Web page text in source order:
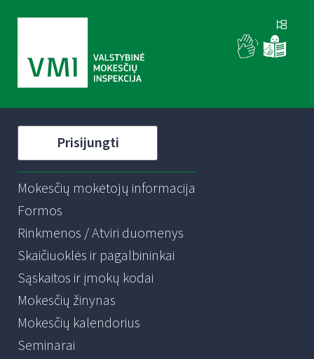
Prisijungti
Mokesčių mokėtojų informacija
Formos
Rinkmenos / Atviri duomenys
Skaičiuoklės ir pagalbininkai
Sąskaitos ir įmokų kodai
Mokesčių žinynas
Mokesčių kalendorius
Seminarai